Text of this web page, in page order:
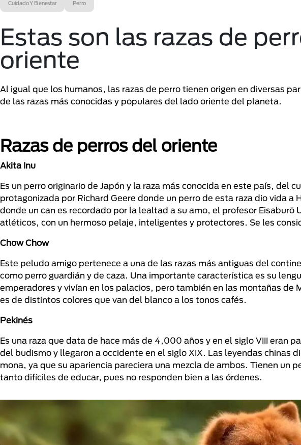
Cuidado Y Bienestar Perro
Estas son las razas de
oriente
Al igual que los humanos, las razas de perro tienen origen en diversas
de las razas más conocidas y populares del lado oriente del planeta.
Razas de perros del oriente
Akita Inu
Es un perro originario de Japón y la raza más conocida en este país, del
protagonizada por Richard Geere donde un perro de esta raza dio vida a
donde un can es recordado por la lealtad a su amo, el profesor Eisaburō
atléticos, con un hermoso pelaje, inteligentes y protectores. Se les
Chow Chow
Este peludo amigo pertenece a una de las razas más antiguas del
como perro guardián y de caza. Una importante característica es su
emperadores y vivían en los palacios, pero también en las montañas de
es de distintos colores que van del blanco a los tonos cafés.
Pekinés
Es una raza que data de hace más de 4,000 años y en el siglo VIII eran
del budismo y llegaron a occidente en el siglo XIX. Las leyendas chinas
mona, ya que su apariencia pareciera una mezcla de ambos. Tienen un
tanto difíciles de educar, pues no responden bien a las órdenes.